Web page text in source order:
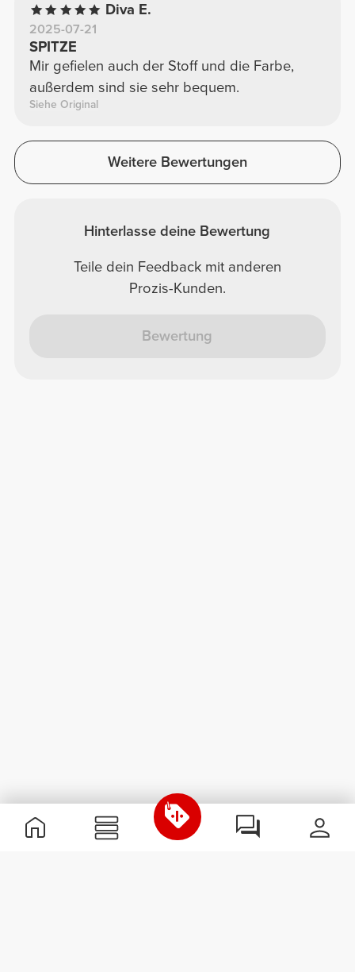
Diva E.
2025-07-21
SPITZE
Mir gefielen auch der Stoff und die Farbe,
außerdem sind sie sehr bequem.
Siehe Original
Weitere Bewertungen
Hinterlasse deine Bewertung
Teile dein Feedback mit anderen
Prozis-Kunden.
Bewertung